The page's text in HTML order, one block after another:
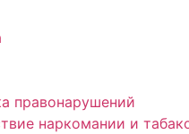
правонарушений
наркомании и